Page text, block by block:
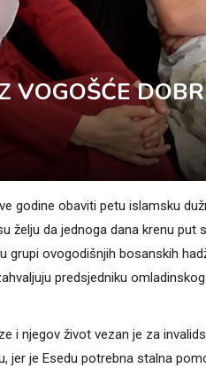
VOGOŠĆE
godine obaviti petu islamsku
želju da jednoga dana krenu put
ovogodišnjih bosanskih
predsjedniku omladinskog
i njegov život vezan je za
jer je Esedu potrebna stalna